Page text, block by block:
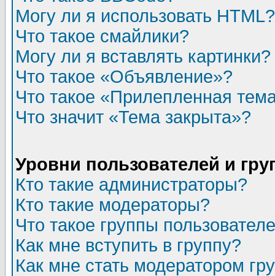
Могу ли я использовать HTML?
Что такое смайлики?
Могу ли я вставлять картинки?
Что такое «Объявление»?
Что такое «Прилепленная
Что значит «Тема закрыта»?
Уровни пользователей и
Кто такие администраторы?
Кто такие модераторы?
Что такое группы
Как мне вступить в группу?
Как мне стать модератором